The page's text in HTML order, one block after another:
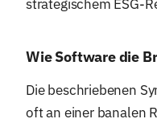
strategischem ESG-
Wie Software die
Die beschriebenen
oft an einer banalen